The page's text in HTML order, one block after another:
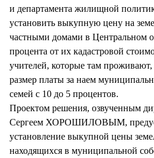
и департамента жилищной
установить выкупную цену на
частными домами в Центральном
процента от их кадастровой
учителей, которые там
размер платы за наем
семей с 10 до 5 процентов.
Проектом решения, озвученным
Сергеем ХОРОШИЛОВЫМ,
установление выкупной цены
находящихся в муниципальной